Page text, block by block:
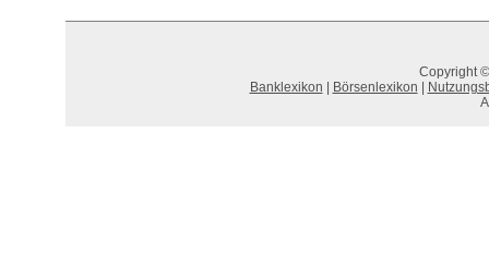
Copyright
Banklexikon
Börsenlexikon